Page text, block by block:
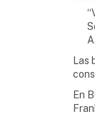
Las
En